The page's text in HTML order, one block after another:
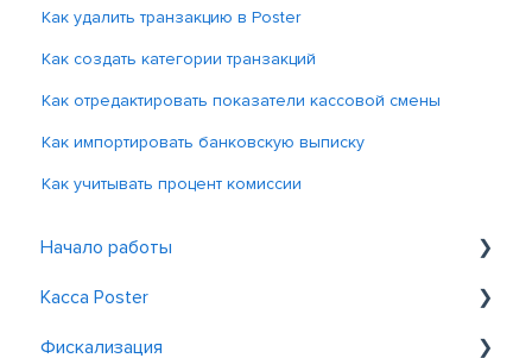
Как удалить транзакцию в Poster
Как создать категории транзакций
Как отредактировать показатели кассовой смены
Как импортировать банковскую выписку
Как учитывать процент комиссии
Начало работы
Знакомство с Poster
Регистрация и вход
Касса Poster
Общие
Фискализация